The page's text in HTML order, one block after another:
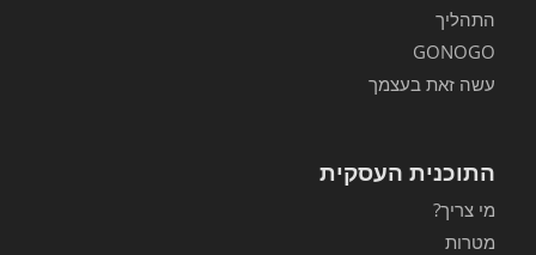
התהליך
GONOGO
עשה זאת בעצמך
התוכנית העסקית
מי צריך?
מטרות